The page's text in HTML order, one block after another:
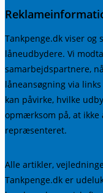
Tankpenge.dk viser og
låneudbydere. Vi
samarbejdspartnere,
låneansøgning via
kan påvirke, hvilke
opmærksom på, at
repræsenteret.
Alle artikler,
Tankpenge.dk er